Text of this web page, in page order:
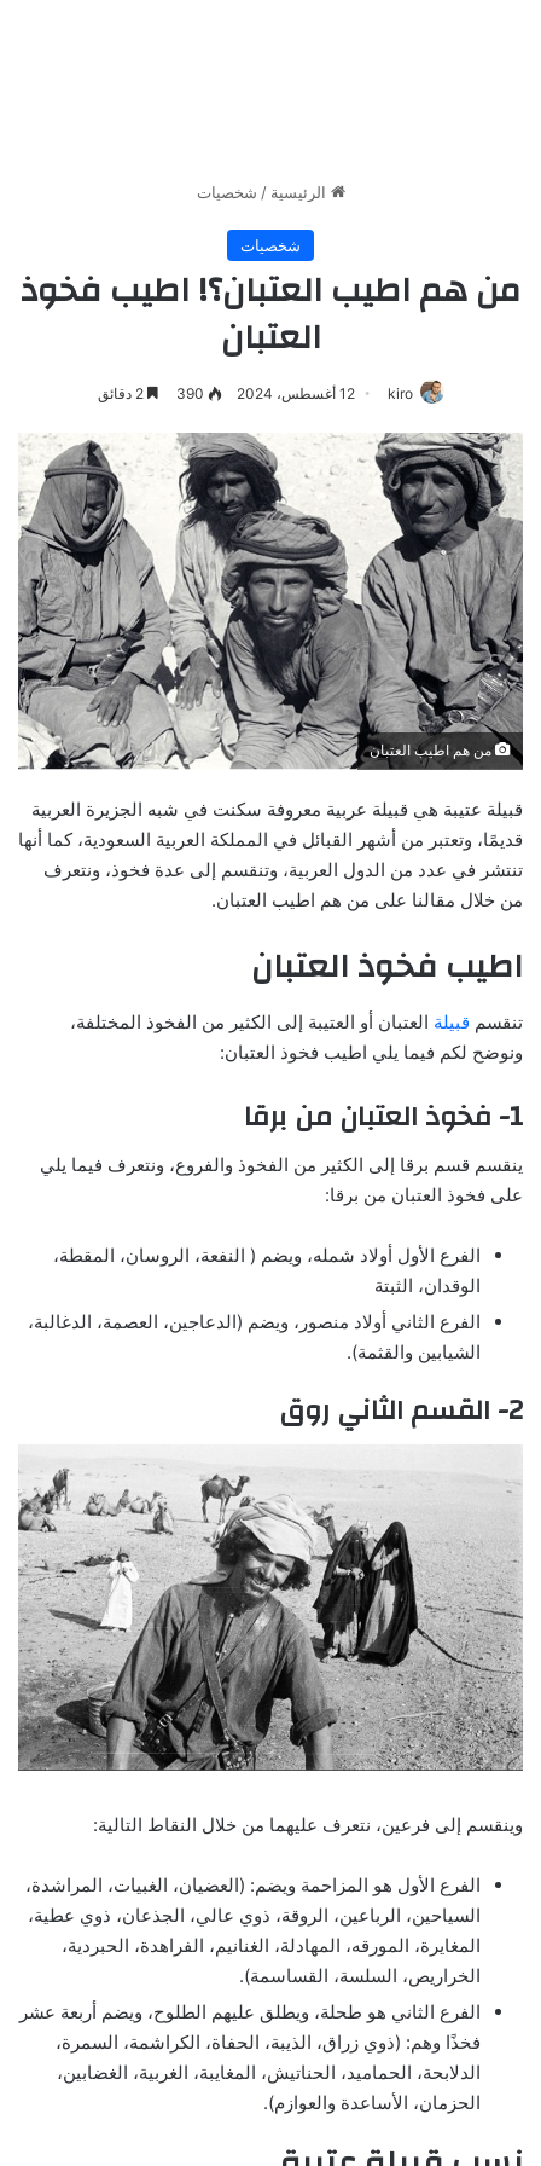
الرئيسية / شخصيات
شخصيات
من هم اطيب العتبان؟! اطيب فخوذ
العتبان
kiro 12 أغسطس، 2024 390 2 دقائق
من هم اطيب العتبان
قبيلة عتيبة هي قبيلة عربية معروفة سكنت في شبه الجزيرة العربية
قديمًا، وتعتبر من أشهر القبائل في المملكة العربية السعودية، كما أنها
تنتشر في عدد من الدول العربية، وتنقسم إلى عدة فخوذ، ونتعرف
من خلال مقالنا على من هم اطيب العتبان.
اطيب فخوذ العتبان
تنقسم قبيلة العتبان أو العتيبة إلى الكثير من الفخوذ المختلفة،
ونوضح لكم فيما يلي اطيب فخوذ العتبان:
1- فخوذ العتبان من برقا
ينقسم قسم برقا إلى الكثير من الفخوذ والفروع، ونتعرف فيما يلي
على فخوذ العتبان من برقا:
الفرع الأول أولاد شمله، ويضم ( النفعة، الروسان، المقطة،
الوقدان، الثبتة
الفرع الثاني أولاد منصور، ويضم (الدعاجين، العصمة، الدغالبة،
الشيابين والقثمة).
2- القسم الثاني روق
وينقسم إلى فرعين، نتعرف عليهما من خلال النقاط التالية:
الفرع الأول هو المزاحمة ويضم: (العضيان، الغبيات، المراشدة،
السياحين، الرباعين، الروقة، ذوي عالي، الجذعان، ذوي عطية،
المغايرة، المورقه، المهادلة، الغنانيم، الفراهدة، الحبردية،
الخراريص، السلسة، القساسمة).
الفرع الثاني هو طحلة، ويطلق عليهم الطلوح، ويضم أربعة عشر
فخذًا وهم: (ذوي زراق، الذيبة، الحفاة، الكراشمة، السمرة،
الدلابحة، الحماميد، الحناتيش، المغايبة، الغربية، الغضابين،
الحزمان، الأساعدة والعوازم).